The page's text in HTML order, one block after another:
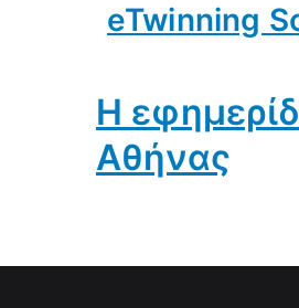
eTwinning
Η
Αθήνας